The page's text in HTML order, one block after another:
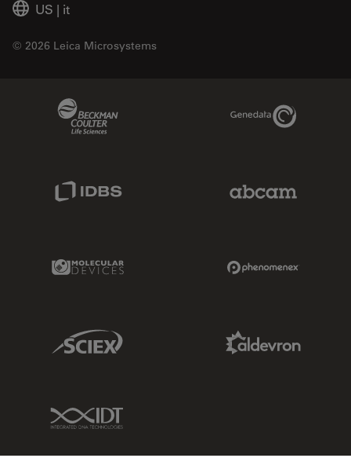
US | it
© 2026 Leica Microsystems
Genedata Link
Molecular Devices Link
Sciex Link
IDT Link